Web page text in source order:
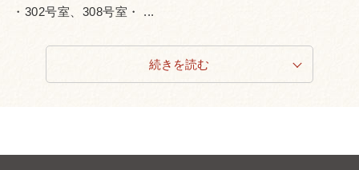
・302号室、308号室・ ...
続きを読む